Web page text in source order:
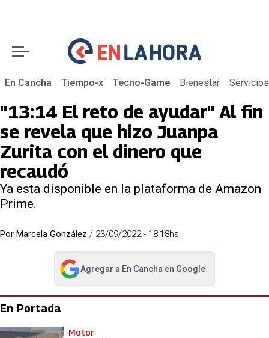
En Cancha Tiempo-x Tecno-Game Bienestar Servicios
"13:14 El reto de ayudar" Al fin
se revela que hizo Juanpa
Zurita con el dinero que
recaudó
Ya esta disponible en la plataforma de Amazon
Prime.
Por Marcela González / 23/09/2022 - 18:18hs
Agregar a En Cancha en Google
abre en nueva pestaña
En Portada
Motor